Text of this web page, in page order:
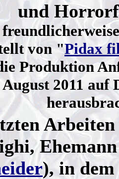
und
von "Pidax
Produktion
August 2011 auf
), in